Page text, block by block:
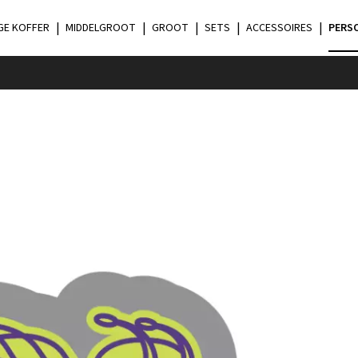
KOFFER MIDDELGROOT GROOT SETS ACCESSOIRES